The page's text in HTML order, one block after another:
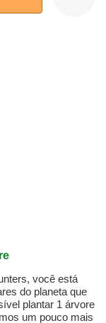
você está
do planeta que
plantar 1 árvore
um pouco mais